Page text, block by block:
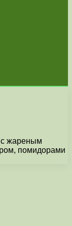
с жареным
помидорами